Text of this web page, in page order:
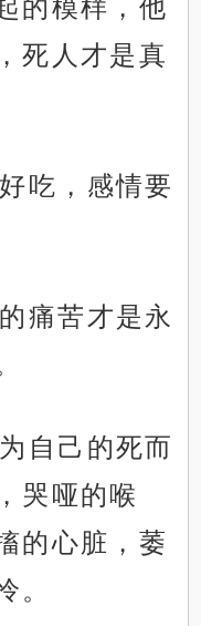
的模样，他
死人才是真
吃，感情要
痛苦才是永
自己的死而
哭哑的喉
的心脏，萎
。